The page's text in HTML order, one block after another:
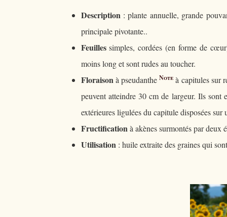
Description : plante annuelle, grande
principale pivotante..
Feuillessimples, cordées (en forme de
moins long et sont rudes au toucher.
Floraison à pseudantheNote à capitules sur
peuvent atteindre 30 cm de largeur. Ils sont
extérieures ligulées du capitule disposées
Fructification à akènes surmontés par deux
Utilisation : huile extraite des graines qui